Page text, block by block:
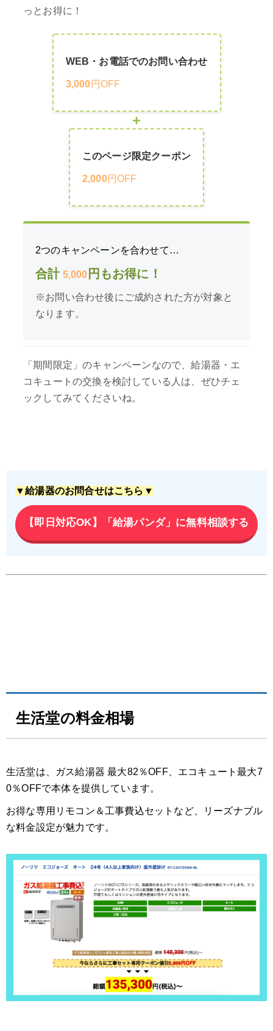
っとお得に！
WEB・お電話でのお問い合わせ
3,000 円OFF
+
このページ限定クーポン
2,000円OFF
2つのキャンペーンを合わせて…
合計5,000 円もお得に！
※お問い合わせ後にご成約された方が対象と
なります。
「期間限定」のキャンペーンなので、給湯器・エ
コキュートの交換を検討している人は、ぜひチェ
ックしてみてくださいね。
▼給湯器のお問合せはこちら▼
【即日対応OK】「給湯パンダ」に無料相談する
生活堂の料金相場
​生活堂は、ガス給湯器 最大82％OFF、エコキュート最大7
0％OFFで本体を提供しています。
お得な専用リモコン＆工事費込セットなど、リーズナブル
な料金設定が魅力です。